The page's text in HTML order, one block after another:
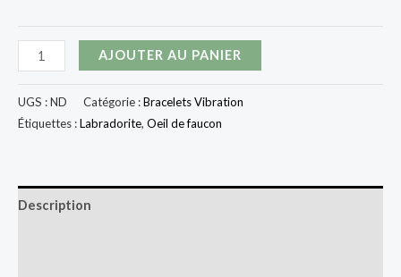
quantité
de
Bracelet
Rayonnance
AJOUTER AU PANIER
UGS :ND Catégorie :Bracelets Vibration
Étiquettes :Labradorite, Oeil de faucon
Description